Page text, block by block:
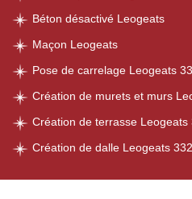
Béton désactivé Leogeats
Maçon Leogeats
Pose de carrelage Leogeats
Création de murets et murs
Création de terrasse Leogeats
Création de dalle Leogeats